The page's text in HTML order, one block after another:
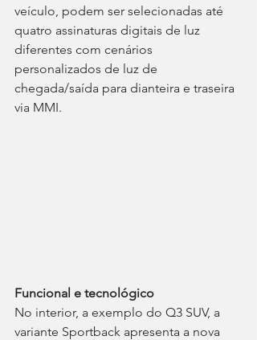
veículo, podem ser selecionadas até
quatro assinaturas digitais de luz
diferentes com cenários
personalizados de luz de
chegada/saída para dianteira e traseira
via MMI.
Funcional e tecnológico
No interior, a exemplo do Q3 SUV, a
variante Sportback apresenta a nova